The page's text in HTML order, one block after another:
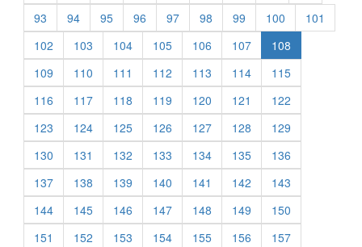
93
94 95 96 97 98 99 100
101
102
103 104 105 106 107
108
109
110 111 112 113 114
115
116
117 118 119 120 121
122
123
124 125 126 127 128
129
130
131 132 133 134 135
136
137
138 139 140 141 142
143
144
145 146 147 148 149
150
151
152 153 154 155 156
157